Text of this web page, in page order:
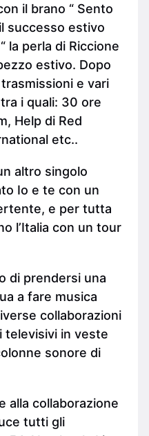
il brano “ Sento
successo estivo
la perla di Riccione
estivo. Dopo
e vari
i quali: 30 ore
Help di Red
etc..
altro singolo
Io e te con un
e per tutta
l’Italia con un tour
di prendersi una
a fare musica
collaborazioni
televisivi in veste
sonore di
alla collaborazione
tutti gli